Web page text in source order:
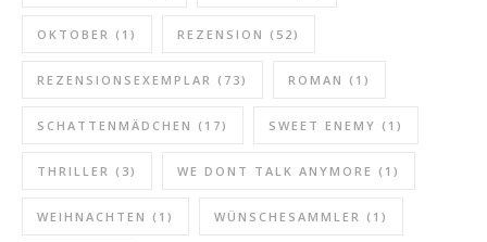
OKTOBER (1) REZENSION (52)
REZENSIONSEXEMPLAR (73) ROMAN (1)
SCHATTENMÄDCHEN (17) SWEET ENEMY (1)
THRILLER (3) WE DONT TALK ANYMORE (1)
WEIHNACHTEN (1) WÜNSCHESAMMLER (1)